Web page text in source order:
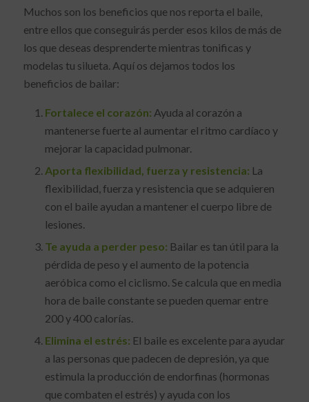
Muchos son los beneficios que nos reporta el baile,
entre ellos que conseguirás perder esos kilos de más de
los que deseas desprenderte mientras tonificas y
modelas tu silueta. Aquí os dejamos todos los
beneficios de bailar:
Fortalece el corazón: Ayuda al corazón a
mantenerse fuerte al aumentar el ritmo cardíaco y
mejorar la capacidad pulmonar.
Aporta flexibilidad, fuerza y resistencia: La
flexibilidad, fuerza y resistencia que se adquieren
con el baile ayudan a mantener el cuerpo libre de
lesiones.
Te ayuda a perder peso: Bailar es tan útil para la
pérdida de peso y el aumento de la potencia
aeróbica como el ciclismo. Se calcula que en media
hora de baile constante se pueden quemar entre
200 y 400 calorías.
Elimina el estrés: El baile es excelente para ayudar
a las personas que padecen de depresión, ya que
estimula la producción de endorfinas (hormonas
que combaten el estrés) y ayuda con los